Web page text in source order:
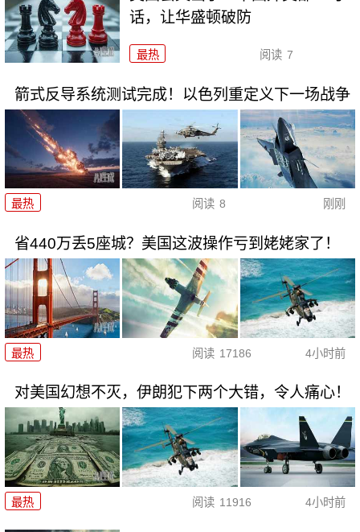
话，让华盛顿破防
最热 阅读 7
箭式反导系统测试完成！以色列重定义下一场战争
最热 阅读 8 刚刚
省440万丢5座城？美国这波操作亏到姥姥家了！
最热 阅读 17186 4小时前
对美国幻想不灭，伊朗犯下两个大错，令人痛心！
最热 阅读 11916 4小时前